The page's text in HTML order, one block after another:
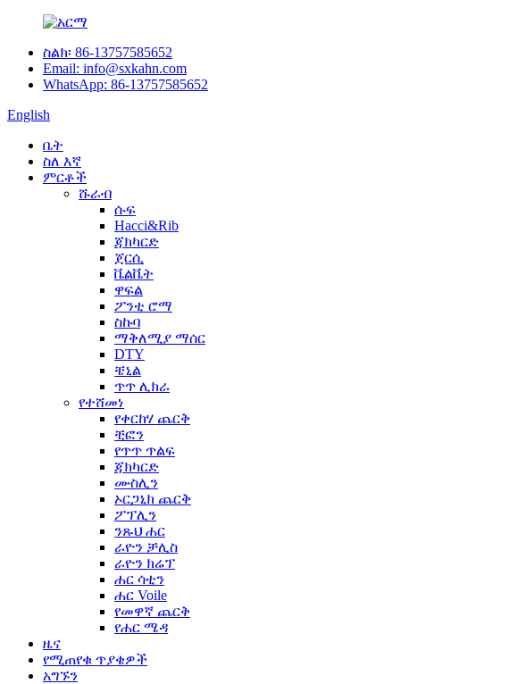
ስልክ፡ 86-13757585652
Email: info@sxkahn.com
WhatsApp: 86-13757585652
English
ቤት
ስለ እኛ
ምርቶች
ሹራብ
ሱፍ
Hacci&Rib
ጃክካርድ
ጀርሲ
ቬልቬት
ዋፍል
ፖንቲ ሮማ
ስኩባ
ማቅለሚያ ማሰር
DTY
ቼኒል
ጥጥ ሊክራ
የተሸመነ
የቀርከሃ ጨርቅ
ቺፎን
የጥጥ ጥልፍ
ጃክካርድ
ሙስሊን
ኦርጋኒክ ጨርቅ
ፖፕሊን
ንጹህ ሐር
ራዮን ቻሊስ
ራዮን ክሬፕ
ሐር ሳቲን
ሐር Voile
የመዋኛ ጨርቅ
የሐር ሜዳ
ዜና
የሚጠየቁ ጥያቄዎች
አግኙን